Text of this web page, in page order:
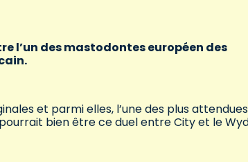
l’un des mastodontes européen des
et parmi elles, l’une des plus attendues
bien être ce duel entre City et le